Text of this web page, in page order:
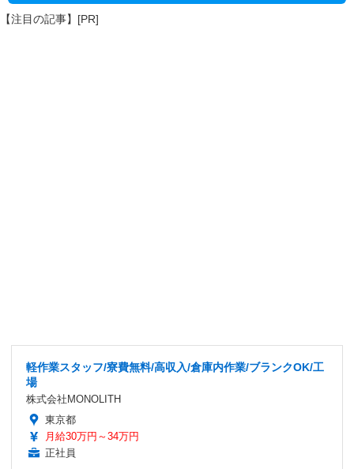
【注目の記事】[PR]
軽作業スタッフ/寮費無料/高収入/倉庫内作業/ブランクOK/工
場
株式会社MONOLITH
東京都
月給30万円～34万円
正社員